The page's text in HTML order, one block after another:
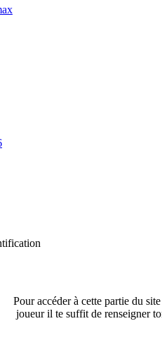
Pour accéder à cette partie du
joueur il te suffit de renseigner